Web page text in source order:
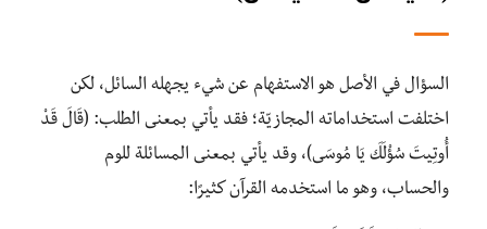
السؤال في الأصل هو الاستفهام عن شيء يجهله السائل، لكن
اختلفت استخداماته المجازيّة؛ فقد يأتي بمعنى الطلب: (قَالَ قَدْ
أُوتِيتَ سُؤْلَكَ يَا مُوسَى)، وقد يأتي بمعنى المسائلة للوم
والحساب، وهو ما استخدمه القرآن كثيرًا: